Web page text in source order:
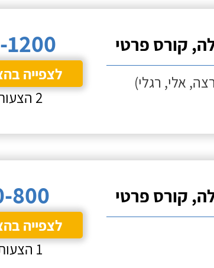
קורס פרטי
אלי, רגלי)
1200
לצפייה
2 הצעות מחיר
קורס פרטי 800
לצפייה
1 הצעות מחיר